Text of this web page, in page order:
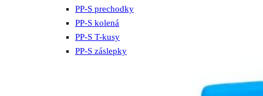
PP-S prechodky
PP-S kolená
PP-S T-kusy
PP-S záslepky